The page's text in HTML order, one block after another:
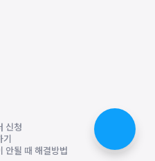
신청
기
안될 때 해결방법